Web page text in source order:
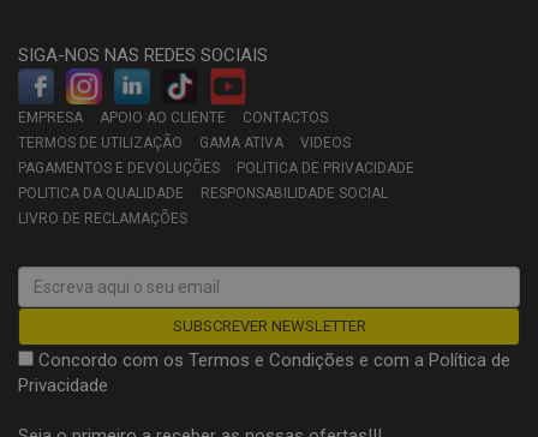
SIGA-NOS NAS REDES SOCIAIS
EMPRESA APOIO AO CLIENTE
CONTACTOS
TERMOS DE UTILIZAÇÃO
GAMA ATIVA
VIDEOS
PAGAMENTOS E DEVOLUÇÕES
POLITICA DE PRIVACIDADE
POLITICA DA QUALIDADE
RESPONSABILIDADE SOCIAL
LIVRO DE RECLAMAÇÕES
Concordo com os Termos e Condições e com a Política de
Privacidade